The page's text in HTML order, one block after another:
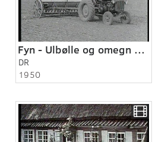
Fyn - Ulbølle og omegn 1950
DR
1950